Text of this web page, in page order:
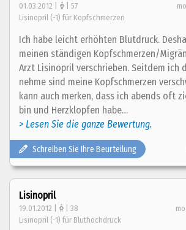
01.03.2012 | | 57
Lisinopril (-1) für Kopfschmerzen
Ich habe leicht erhöhten Blutdruck.
meinen ständigen Kopfschmerzen/
Arzt Lisinopril verschrieben. Seitdem ich
nehme sind meine Kopfschmerzen
kann auch merken, dass ich abends oft
bin und Herzklopfen habe…
> Lesen Sie die ganze Bewertung.
Schreiben Sie Ihre Beurteilung
Lisinopril
19.01.2012 | | 38
Lisinopril (-1) für Bluthochdruck